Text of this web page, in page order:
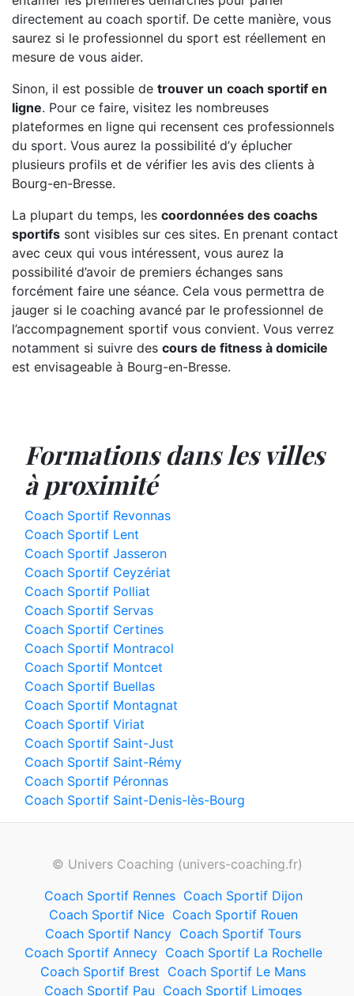
directement au coach sportif. De cette manière, vous
saurez si le professionnel du sport est réellement en
mesure de vous aider.
Sinon, il est possible de trouver un coach sportif en
ligne. Pour ce faire, visitez les nombreuses
plateformes en ligne qui recensent ces professionnels
du sport. Vous aurez la possibilité d’y éplucher
plusieurs profils et de vérifier les avis des clients à
Bourg-en-Bresse.
La plupart du temps, les coordonnées des coachs
sportifs sont visibles sur ces sites. En prenant contact
avec ceux qui vous intéressent, vous aurez la
possibilité d’avoir de premiers échanges sans
forcément faire une séance. Cela vous permettra de
jauger si le coaching avancé par le professionnel de
l’accompagnement sportif vous convient. Vous verrez
notamment si suivre des cours de fitness à domicile
est envisageable à Bourg-en-Bresse.
Formations dans les villes
à proximité
Coach Sportif Revonnas
Coach Sportif Lent
Coach Sportif Jasseron
Coach Sportif Ceyzériat
Coach Sportif Polliat
Coach Sportif Servas
Coach Sportif Certines
Coach Sportif Montracol
Coach Sportif Montcet
Coach Sportif Buellas
Coach Sportif Montagnat
Coach Sportif Viriat
Coach Sportif Saint-Just
Coach Sportif Saint-Rémy
Coach Sportif Péronnas
Coach Sportif Saint-Denis-lès-Bourg
© Univers Coaching (univers-coaching.fr)
Coach Sportif Rennes Coach Sportif Dijon
Coach Sportif Nice Coach Sportif Rouen
Coach Sportif Nancy Coach Sportif Tours
Coach Sportif Annecy Coach Sportif La Rochelle
Coach Sportif Brest Coach Sportif Le Mans
Coach Sportif Pau Coach Sportif Limoges